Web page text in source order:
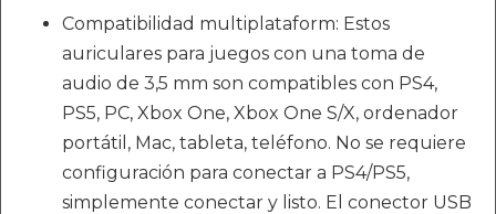
Compatibilidad multiplataform: Estos
auriculares para juegos con una toma de
audio de 3,5 mm son compatibles con PS4,
PS5, PC, Xbox One, Xbox One S/X, ordenador
portátil, Mac, tableta, teléfono. No se requiere
configuración para conectar a PS4/PS5,
simplemente conectar y listo. El conector USB